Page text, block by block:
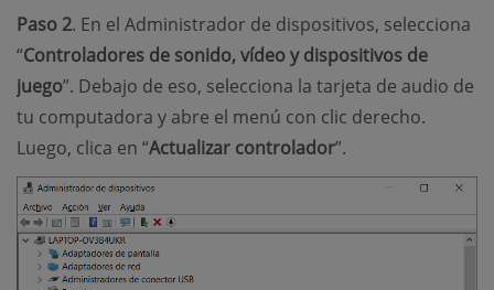
Paso 2. En el Administrador de dispositivos, selecciona
“Controladores de sonido, vídeo y dispositivos de
juego”. Debajo de eso, selecciona la tarjeta de audio de
tu computadora y abre el menú con clic derecho.
Luego, clica en “Actualizar controlador”.